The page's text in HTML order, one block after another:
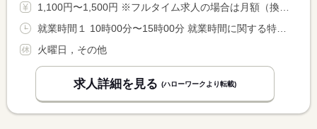
1,100円〜1,500円 ※フルタイム求人の場合は月額（換算額）、パート求人の場合は時間額を表示しています。
火曜日，その他
求人詳細を見る (ハローワークより転載)